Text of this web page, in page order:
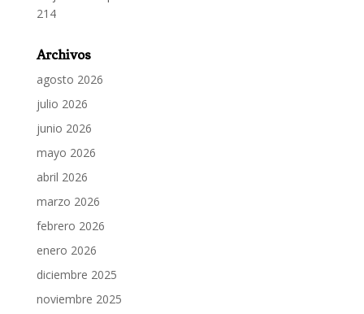
214
Archivos
agosto 2026
julio 2026
junio 2026
mayo 2026
abril 2026
marzo 2026
febrero 2026
enero 2026
diciembre 2025
noviembre 2025